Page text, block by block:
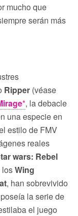
mucho que
serán más
Ripper (véase
*, la debacle
una especie en
estilo de FMV
reales
wars: Rebel
losWing
, han sobrevivido
la serie de
el juego